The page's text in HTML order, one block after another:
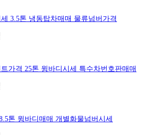
3.5톤 냉동탑차매매 물류넘버가격
가격 25톤 윙바디시세 특수차번호판매매
톤 윙바디매매 개별화물넘버시세